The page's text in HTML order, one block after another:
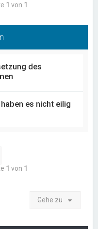
1 von 1
des
es nicht eilig
1 von 1
Gehe zu